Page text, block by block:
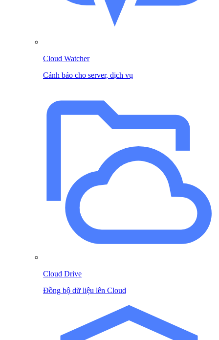
Cloud Watcher
Cảnh báo cho server, dịch vụ
Cloud Drive
Đồng bộ dữ liệu lên Cloud